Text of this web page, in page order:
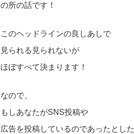
の所の話です！
このヘッドラインの良しあしで
見られる見られないが
ほぼすべて決まります！
なので、
もしあなたがSNS投稿や
広告を投稿しているのであったとし